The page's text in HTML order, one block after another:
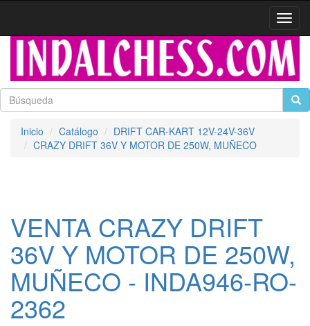
Inicio Catálogo
DRIFT CAR-KART 12V-24V-36V
CRAZY DRIFT 36V Y MOTOR DE 250W, MUÑECO
VENTA CRAZY DRIFT
36V Y MOTOR DE 250W,
MUÑECO - INDA946-RO-
2362